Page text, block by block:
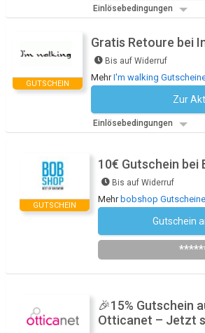
Einlösebedingungen
GUTSCHEIN
Gratis Retoure bei
Bis auf Widerruf
MehrI'm walking
Zur
Einlösebedingungen
GUTSCHEIN
10€ Gutschein bei
Bis auf Widerruf
Mehr bobshop Gutscheine
Gutschein
🎉15% Gutschein
Otticanet – Jetzt